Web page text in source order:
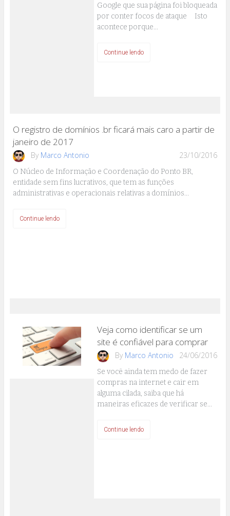
Google que sua página foi bloqueada
por conter focos de ataque Isto
acontece porque…
Continue lendo
O registro de domínios .br ficará mais caro a partir de
janeiro de 2017
By Marco Antonio 23/10/2016
O Núcleo de Informação e Coordenação do Ponto BR,
entidade sem fins lucrativos, que tem as funções
administrativas e operacionais relativas a domínios…
Continue lendo
Veja como identificar se um
site é confiável para comprar
By Marco Antonio 24/06/2016
Se você ainda tem medo de fazer
compras na internet e cair em
alguma cilada, saiba que há
maneiras eficazes de verificar se…
Continue lendo